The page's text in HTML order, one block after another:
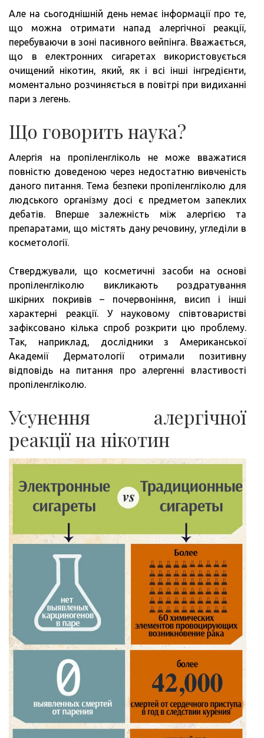
Але на сьогоднішній день немає інформації про те,
що можна отримати напад алергічної реакції,
перебуваючи в зоні пасивного вейпінга. Вважається,
що в електронних сигаретах використовується
очищений нікотин, який, як і всі інші інгредієнти,
моментально розчиняється в повітрі при видиханні
пари з легень.
Що говорить наука?
Алергія на пропіленгліколь не може вважатися
повністю доведеною через недостатню вивченість
даного питання. Тема безпеки пропіленгліколю для
людського організму досі є предметом запеклих
дебатів. Вперше залежність між алергією та
препаратами, що містять дану речовину, угледіли в
косметології.
Стверджували, що косметичні засоби на основі
пропіленгліколю викликають роздратування
шкірних покривів – почервоніння, висип і інші
характерні реакції. У науковому співтоваристві
зафіксовано кілька спроб розкрити цю проблему.
Так, наприклад, дослідники з Американської
Академії Дерматології отримали позитивну
відповідь на питання про алергенні властивості
пропіленгліколю.
Усунення алергічної
реакції на нікотин